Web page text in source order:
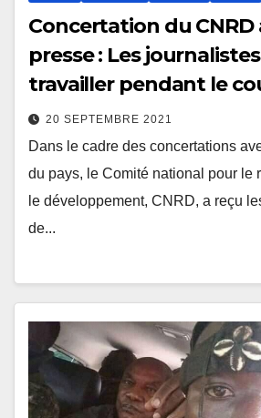
Concertation du CNRD
presse : Les
travailler pendant le
20 SEPTEMBRE 2021
Dans le cadre des concertations
du pays, le Comité national pour le
le développement, CNRD, a reçu
de...